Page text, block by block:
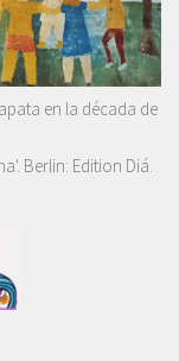
en la década de
Berlin: Edition Diá.